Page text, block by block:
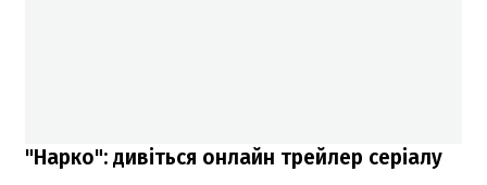
"Нарко": дивіться онлайн трейлер серіалу